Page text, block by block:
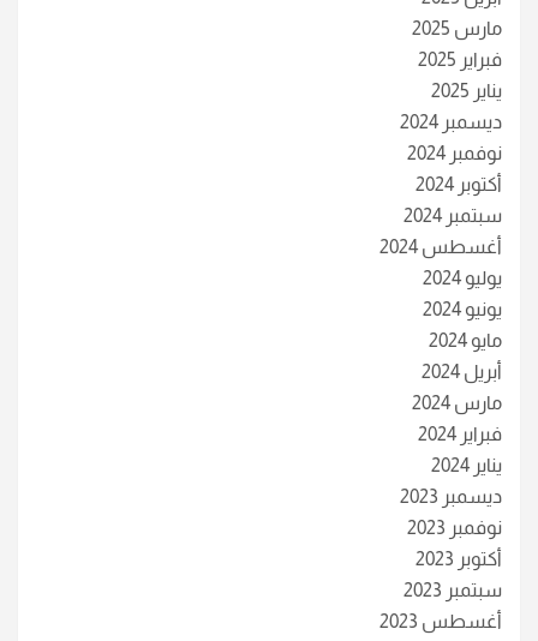
مارس 2025
فبراير 2025
يناير 2025
ديسمبر 2024
نوفمبر 2024
أكتوبر 2024
سبتمبر 2024
أغسطس 2024
يوليو 2024
يونيو 2024
مايو 2024
أبريل 2024
مارس 2024
فبراير 2024
يناير 2024
ديسمبر 2023
نوفمبر 2023
أكتوبر 2023
سبتمبر 2023
أغسطس 2023